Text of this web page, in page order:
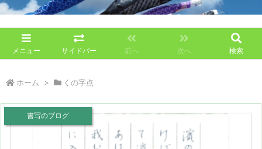
メニュー サイドバー 前へ 次へ 検索
ホーム > くの字点
書写のブログ